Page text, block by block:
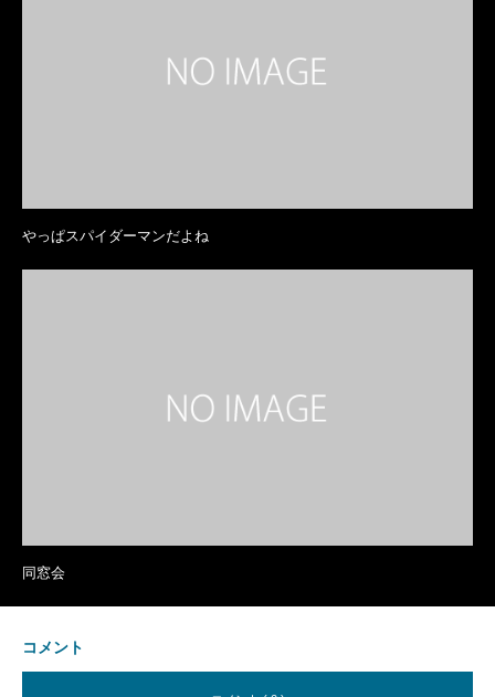
やっぱスパイダーマンだよね
同窓会
コメント